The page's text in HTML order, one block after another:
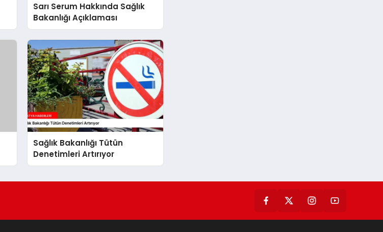
Sarı Serum Hakkında Sağlık
Bakanlığı Açıklaması
Sağlık Bakanlığı Tütün
Denetimleri Artırıyor